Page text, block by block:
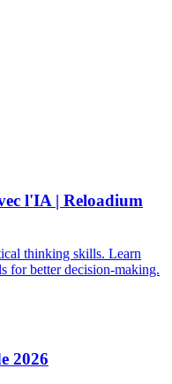
l'IA | Reloadium
thinking skills. Learn
for better decision-making.
2026